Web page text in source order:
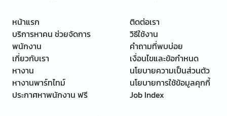
หน้าแรก
บริการหาคน ช่วยจัดการ
พนักงาน
เกี่ยวกับเรา
หางาน
หางานพาร์ทไทม์
ประกาศหาพนักงาน ฟรี
ติดต่อเรา
วิธีใช้งาน
คำถามที่พบบ่อย
เงื่อนไขและข้อกำหนด
นโยบายความเป็นส่วนตัว
นโยบายการใช้ข้อมูลคุกกี้
Job Index